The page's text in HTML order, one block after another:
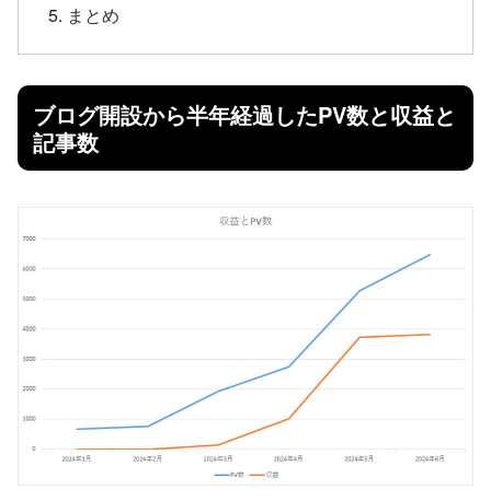
まとめ
ブログ開設から半年経過したPV数と収益と
記事数